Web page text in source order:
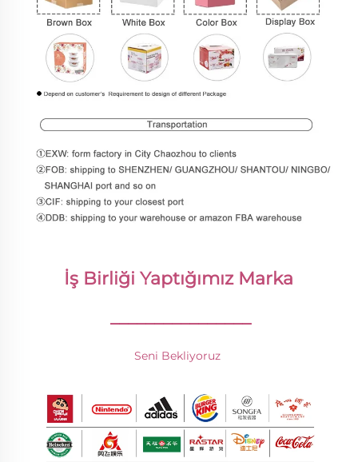
İş Birliği Yaptığımız Marka
________________
Seni Bekliyoruz